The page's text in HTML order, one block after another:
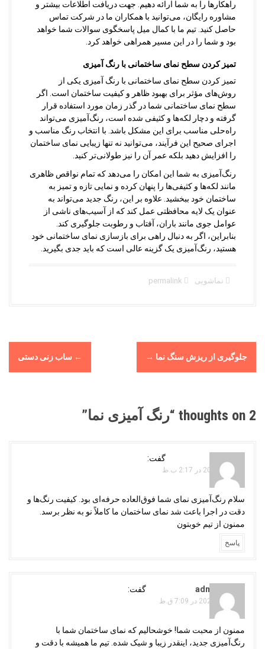
راهکارها را به شما ارائه دهیم. جهت دریافت اطلاعات بیشتر و
مشاوره رایگان، می‌توانید با همکاران ما در شرکت تماس
حاصل کنید. تیم ما با کمال میل پاسخگوی سوالات شما خواهد
بود و شما را در این مسیر همراهی خواهد کرد.
تمیز کردن سطح نمای ساختمانی با رنگ آمیزی
تمیز کردن سطح نمای ساختمانی با رنگ آمیزی یکی از
روش‌های مؤثر برای بهبود ظاهر و کیفیت ساختمان است. اگر
سطح نمای ساختمانی شما در گذر زمان مورد استفاده قرار
گرفته و دچار لکه‌ها و کثیفی شده است، رنگ‌آمیزی می‌تواند
راه‌حلی مناسب برای این مشکل باشد. با انتخاب رنگ مناسب و
اجرای صحیح این فرآیند، می‌توانید نه تنها زیبایی نمای ساختمان
را افزایش دهید بلکه عمر آن را نیز طولانی‌تر کنید.
رنگ‌آمیزی به شما این امکان را می‌دهد که تمام نواقص ظاهری
مانند لکه‌ها و کثیفی‌ها را پنهان کرده و نمایی تازه و تمیز به
ساختمان خود ببخشید. علاوه بر این، رنگ جدید می‌تواند به
عنوان یک لایه محافظتی عمل کند که از آسیب‌های ناشی از
عوامل جوی مانند باران، آفتاب و رطوبت جلوگیری کند.
بنابراین، اگر به دنبال راهی برای بازسازی نمای ساختمانی خود
هستید، رنگ‌آمیزی یک گزینه عالی است که باید جدی بگیرید.
نماشویی
n
← ساب زنی دستی جلوگیری از ریزش سنگ نما →
2 thoughts on “ رنگ آمیزی نما”
گفت:
ژانویه 3, 2025 در 2:17 ب.ظ
سلام رنگ‌آمیزی نمای شما فوق‌العاده حرفه‌ای بود. کیفیت رنگ‌ها و
دقت در اجرا باعث شد نمای ساختمان ما کاملاً نو به نظر برسد.
ممنون از تیم خوبتون
پاسخ
adminojaghi گفت:
فوریه 19, 2025 در 7:09 ق.ظ
ممنون از محبت شما! خوشحالیم که نمای ساختمان شما با
رنگ‌آمیزی جدید، اینقدر زیبا و شیک شده. تیم ما همیشه با دقت و